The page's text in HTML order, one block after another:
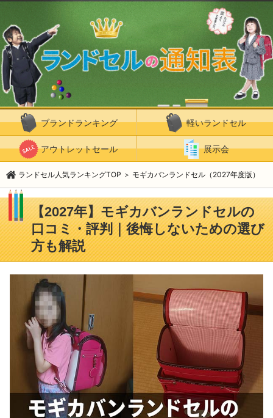
ブランドランキング 軽いランドセル
アウトレットセール 展示会
ランドセル人気ランキングTOP ＞ モギカバンランドセル（2027年度版）
【2027年】モギカバンランドセルの
口コミ・評判｜後悔しないための選び
方も解説